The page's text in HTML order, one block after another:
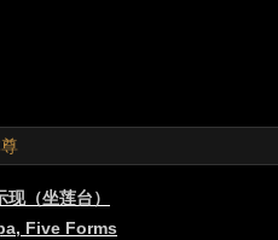
（坐莲台）
Five Forms